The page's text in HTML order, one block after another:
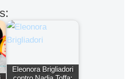
Eleonora Brigliadori